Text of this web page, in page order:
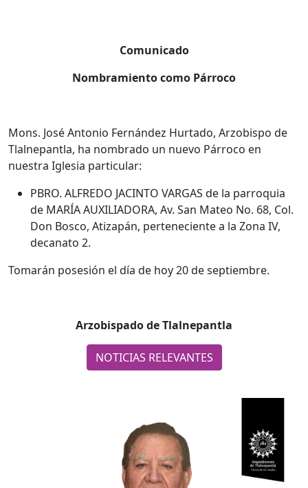
Comunicado
Nombramiento como Párroco
Mons. José Antonio Fernández Hurtado, Arzobispo de
Tlalnepantla, ha nombrado un nuevo Párroco en
nuestra Iglesia particular:
PBRO. ALFREDO JACINTO VARGAS de la parroquia
de MARÍA AUXILIADORA, Av. San Mateo No. 68, Col.
Don Bosco, Atizapán, perteneciente a la Zona IV,
decanato 2.
Tomarán posesión el día de hoy 20 de septiembre.
Arzobispado de Tlalnepantla
NOTICIAS RELEVANTES